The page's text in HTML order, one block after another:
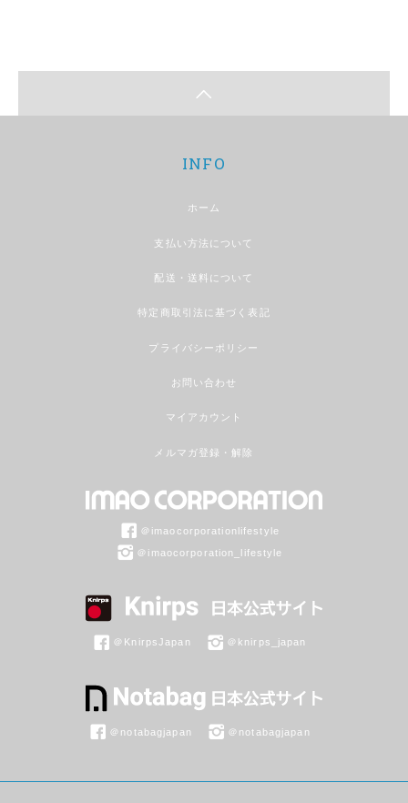
INFO
ホーム
支払い方法について
配送・送料について
特定商取引法に基づく表記
プライバシーポリシー
お問い合わせ
マイアカウント
メルマガ登録・解除
＠imaocorporationlifestyle
＠imaocorporation_lifestyle
＠KnirpsJapan ＠knirps_japan
＠notabagjapan ＠notabagjapan